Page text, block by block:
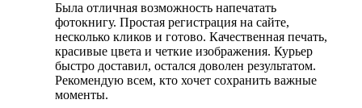
Была отличная возможность напечатать
фотокнигу. Простая регистрация на сайте,
несколько кликов и готово. Качественная печать,
красивые цвета и четкие изображения. Курьер
быстро доставил, остался доволен результатом.
Рекомендую всем, кто хочет сохранить важные
моменты.